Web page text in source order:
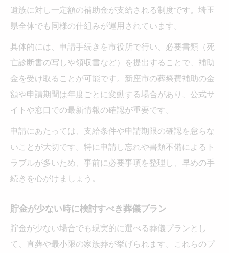
遺族に対し一定額の補助金が支給される制度です。埼玉
県全体でも同様の仕組みが運用されています。
具体的には、申請手続きを市役所で行い、必要書類（死
亡診断書の写しや領収書など）を提出することで、補助
金を受け取ることが可能です。新座市の葬祭費補助の金
額や申請期間は年度ごとに変動する場合があり、公式サ
イトや窓口での最新情報の確認が重要です。
申請にあたっては、支給条件や申請期限の確認を怠らな
いことが大切です。特に申請し忘れや書類不備によるト
ラブルが多いため、事前に必要事項を整理し、早めの手
続きを心がけましょう。
貯金が少ない時に検討すべき葬儀プラン
貯金が少ない場合でも現実的に選べる葬儀プランとし
て、直葬や最小限の家族葬が挙げられます。これらのプ